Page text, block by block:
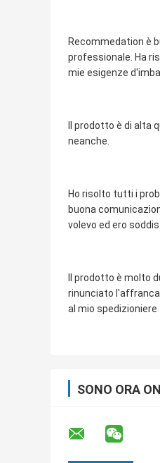
Recommedation è
professionale. Ha
mie esigenze
Il prodotto è di alta
neanche.
Ho risolto tutti i
buona
volevo ed ero
Il prodotto è molto
rinunciato
al mio spedizioniere
SONO ORA